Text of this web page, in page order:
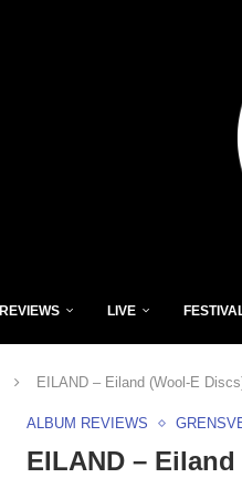
REVIEWS LIVE
EILAND – Eiland (Wool-E
ALBUM REVIEWS
EILAND –